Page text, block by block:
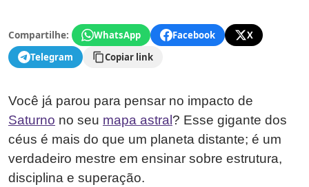
Compartilhe: WhatsApp Facebook
X
Telegram
Copiar link
Você já parou para pensar no impacto de
Saturno no seu mapa astral ? Esse gigante dos
céus é mais do que um planeta distante; é um
verdadeiro mestre em ensinar sobre estrutura,
disciplina e superação.